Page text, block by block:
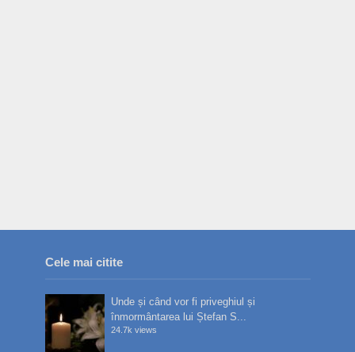
Cele mai citite
Unde și când vor fi priveghiul și
înmormântarea lui Ștefan S...
24.7k views